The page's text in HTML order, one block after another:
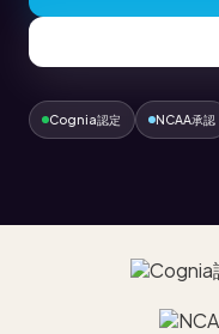
Cognia認定 NCAA承認